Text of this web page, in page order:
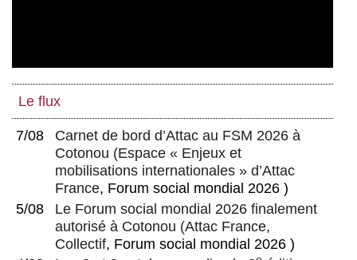
Le flux
7/08
Carnet de bord d’Attac au FSM 2026 à
Cotonou (Espace « Enjeux et
mobilisations internationales » d’Attac
France, Forum social mondial 2026 )
5/08
Le Forum social mondial 2026 finalement
autorisé à Cotonou (Attac France,
Collectif, Forum social mondial 2026 )